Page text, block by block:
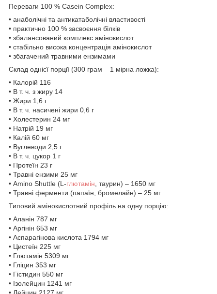
Переваги 100 % Casein Complex:
• анаболічні та антикатаболічні властивості
• практично 100 % засвоєння білків
• збалансований комплекс амінокислот
• стабільно висока концентрація амінокислот
• збагачений травними ензимами
Склад однієї порції (300 грам – 1 мірна ложка):
• Калорій 116
• В т. ч. з жиру 14
• Жири 1,6 г
• В т. ч. насичені жири 0,6 г
• Холестерин 24 мг
• Натрій 19 мг
• Калій 60 мг
• Вуглеводи 2,5 г
• В т. ч. цукор 1 г
• Протеїн 23 г
• Травні ензими 25 мг
• Amino Shuttle (L-глютамін , таурин) – 1650 мг
• Травні ферменти (папаїн, бромелайн) – 25 мг
Типовий амінокислотний профіль на одну порцію:
• Аланін 787 мг
• Аргінін 653 мг
• Аспарагінова кислота 1794 мг
• Цистеїн 225 мг
• Глютамін 5309 мг
• Гліцин 353 мг
• Гістидин 550 мг
• Ізолейцин 1241 мг
• Лейцин 2127 мг